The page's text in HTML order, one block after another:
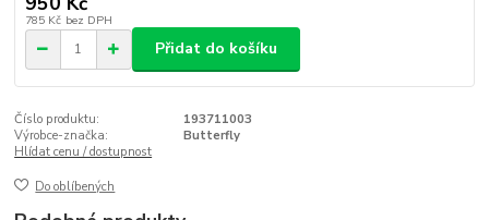
785 Kč bez DPH
Přidat do košíku
Číslo produktu:
193711003
Výrobce-značka:
Butterfly
Hlídat cenu / dostupnost
Do oblíbených